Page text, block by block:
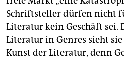
Schriftsteller dürfen nicht
Literatur kein Geschäft sei.
Literatur in Genres sieht
Kunst der Literatur, denn